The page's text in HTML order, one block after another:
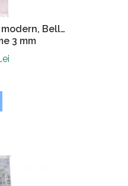
Bella
3 mm